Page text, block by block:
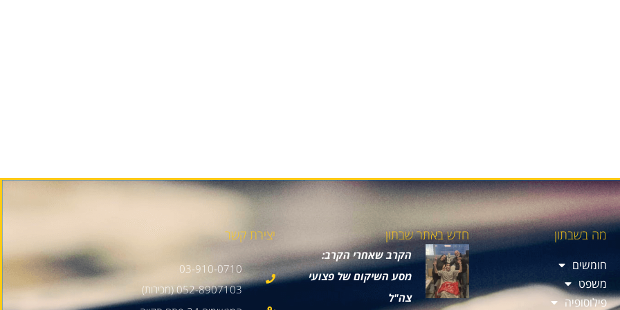
מה בשבתון
חומשים
משפט
פילוסופיה
חדש באתר שבתון
הקרב שאחרי הקרב:
מסע השיקום של פצועי
צה"ל
יצירת קשר
03-910-0710
052-8907103 (מכירות)